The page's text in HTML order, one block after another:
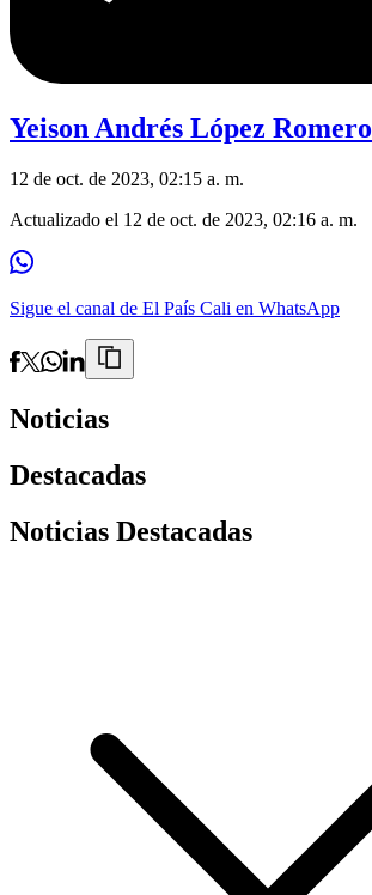
Yeison Andrés López Romero
12 de oct. de 2023, 02:15 a. m.
Actualizado el 12 de oct. de 2023, 02:16 a. m.
Sigue el canal de El País Cali en WhatsApp
Noticias
Destacadas
Noticias Destacadas